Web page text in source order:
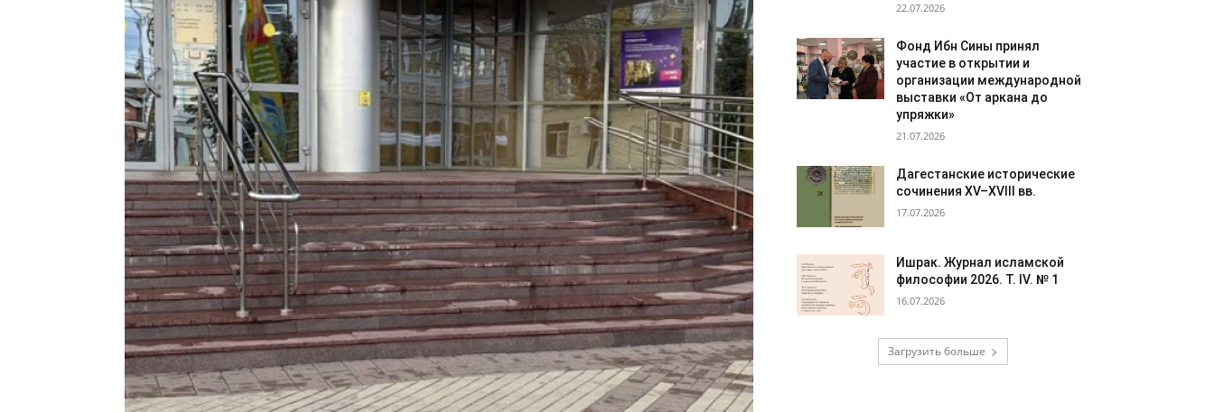
22.07.2026
Фонд Ибн Сины принял
участие в открытии и
организации международной
выставки «От аркана до
упряжки»
21.07.2026
Дагестанские исторические
сочинения XV–XVIII вв.
17.07.2026
Ишрак. Журнал исламской
философии 2026. Т. IV. № 1
16.07.2026
Загрузить больше